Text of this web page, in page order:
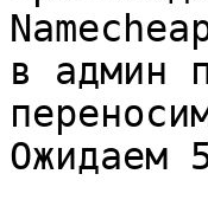
в админ
Ожидаем